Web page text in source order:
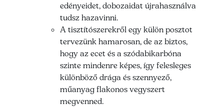
edényeidet, dobozaidat újrahasználva
tudsz hazavinni.
A tisztítószerekről egy külön posztot
tervezünk hamarosan, de az biztos,
hogy az ecet és a szódabikarbóna
szinte mindenre képes, így felesleges
különböző drága és szennyező,
műanyag flakonos vegyszert
megvenned.